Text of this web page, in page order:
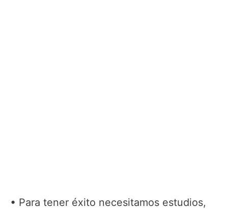
Para tener éxito necesitamos estudios,